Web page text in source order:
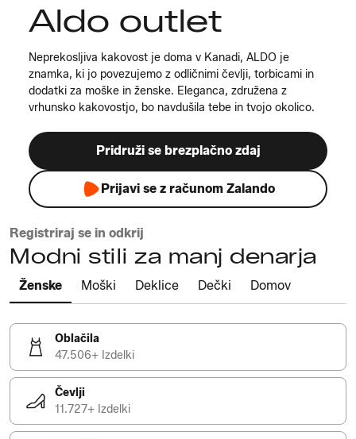
Aldo outlet
Neprekosljiva kakovost je doma v Kanadi, ALDO je
znamka, ki jo povezujemo z odličnimi čevlji, torbicami in
dodatki za moške in ženske. Eleganca, združena z
vrhunsko kakovostjo, bo navdušila tebe in tvojo okolico.
Pridruži se brezplačno zdaj
Prijavi se z računom Zalando
Registriraj se in odkrij
Modni stili za manj denarja
Ženske Moški Deklice Dečki Domov
Oblačila
47.506+ Izdelki
Čevlji
11.727+ Izdelki